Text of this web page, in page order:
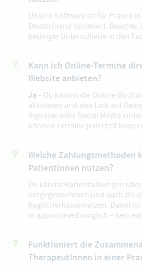
Unsere Software ist für Praxen
Deutschland optimiert. Beachte,
bedingte Unterschiede in den
Kann ich Online-Termine
Website anbieten?
Ja – Du kannst die Online-
aktivieren und den Link auf
Signatur oder Social Media
können Termine jederzeit
Welche Zahlungsmethoden
PatientInnen nutzen?
Du kannst Kartenzahlungen
entgegennehmen und auch die
Registrierkasse nutzen. Damit
in appointmed möglich – kein
Funktioniert die
TherapeutInnen in einer